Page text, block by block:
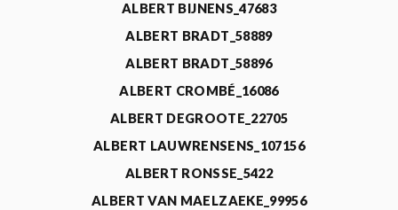
ALBERT BIJNENS_47683
ALBERT BRADT_58889
ALBERT BRADT_58896
ALBERT CROMBÉ_16086
ALBERT DEGROOTE_22705
ALBERT LAUWRENSENS_107156
ALBERT RONSSE_5422
ALBERT VAN MAELZAEKE_99956